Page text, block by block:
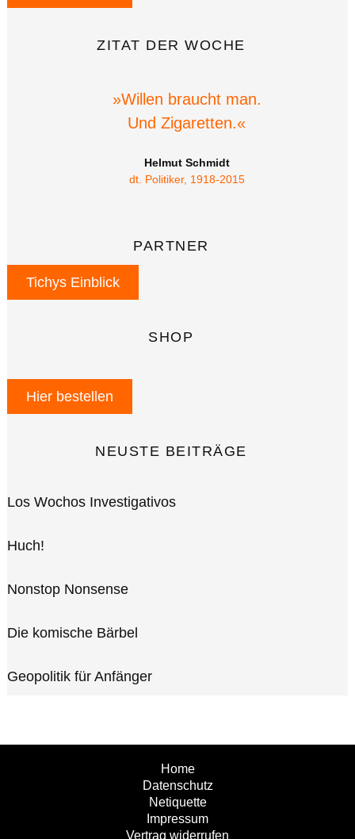
ZITAT DER WOCHE
»Willen braucht man.
Und Zigaretten.«
Helmut Schmidt
dt. Politiker, 1918-2015
PARTNER
Tichys Einblick
SHOP
Hier bestellen
NEUSTE BEITRÄGE
Los Wochos Investigativos
Huch!
Nonstop Nonsense
Die komische Bärbel
Geopolitik für Anfänger
Home
Datenschutz
Netiquette
Impressum
Vertrag widerrufen